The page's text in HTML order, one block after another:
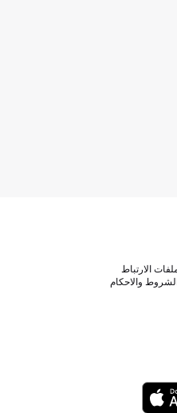
الارتباط
الشروط والاحكام